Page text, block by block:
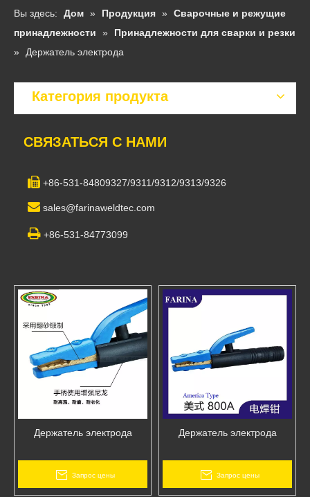
Вы здесь: Дом » Продукция » Сварочные и режущие
принадлежности
»
Принадлежности для сварки и резки
»
Держатель электрода
Категория продукта
СВЯЗАТЬСЯ С НАМИ
 +86-531-84809327/9311/9312/9313/9326
 sales@farinaweldtec.com
 +86-531-84773099
Держатель электрода
Запрос цены
Держатель электрода
Запрос цены